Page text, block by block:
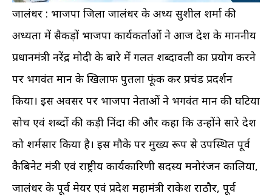
जालंधर : भाजपा जिला जालंधर के अध्यक्ष सुशील शर्मा की
अध्यक्षता में सैकड़ों भाजपा कार्यकर्ताओं ने आज देश के माननीय
प्रधानमंत्री नरेंद्र मोदी के बारे में गलत शब्दावली का प्रयोग करने
पर भगवंत मान के खिलाफ पुतला फूंक कर प्रचंड प्रदर्शन
किया। इस अवसर पर भाजपा नेताओं ने भगवंत मान की घटिया
सोच एवं शब्दों की कड़ी निंदा की और कहा कि उन्होंने सारे देश
को शर्मसार किया है। इस मौके पर मुख्य रूप से उपस्थित पूर्व
कैबिनेट मंत्री एवं राष्ट्रीय कार्यकारिणी सदस्य मनोरंजन कालिया,
जालंधर के पूर्व मेयर एवं प्रदेश महामंत्री राकेश राठौर, पूर्व